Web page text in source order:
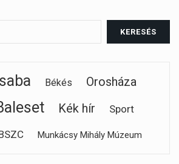
Békés
Orosháza
Kék hír Sport
Munkácsy Mihály Múzeum